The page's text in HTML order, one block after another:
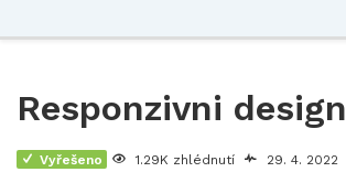
Responzivni design
Vyřešeno 1.29K zhlédnutí 29. 4. 2022